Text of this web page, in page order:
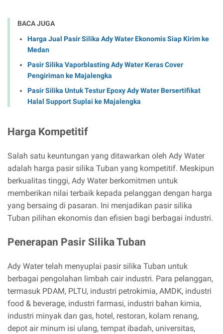
BACA JUGA
Harga Jual Pasir Silika Ady Water Ekonomis Siap Kirim ke
Medan
Pasir Silika Vaporblasting Ady Water Keras Cover
Pengiriman ke Majalengka
Pasir Silika Untuk Testur Epoxy Ady Water Bersertifikat
Halal Support Suplai ke Majalengka
Harga Kompetitif
Salah satu keuntungan yang ditawarkan oleh Ady Water
adalah harga pasir silika Tuban yang kompetitif. Meskipun
berkualitas tinggi, Ady Water berkomitmen untuk
memberikan nilai terbaik kepada pelanggan dengan harga
yang bersaing di pasaran. Ini menjadikan pasir silika
Tuban pilihan ekonomis dan efisien bagi berbagai industri.
Penerapan Pasir Silika Tuban
Ady Water telah menyuplai pasir silika Tuban untuk
berbagai pengolahan limbah cair industri. Para pelanggan,
termasuk PDAM, PLTU, industri petrokimia, AMDK, industri
food & beverage, industri farmasi, industri bahan kimia,
industri minyak dan gas, hotel, restoran, kolam renang,
depot air minum isi ulang, tempat ibadah, universitas,